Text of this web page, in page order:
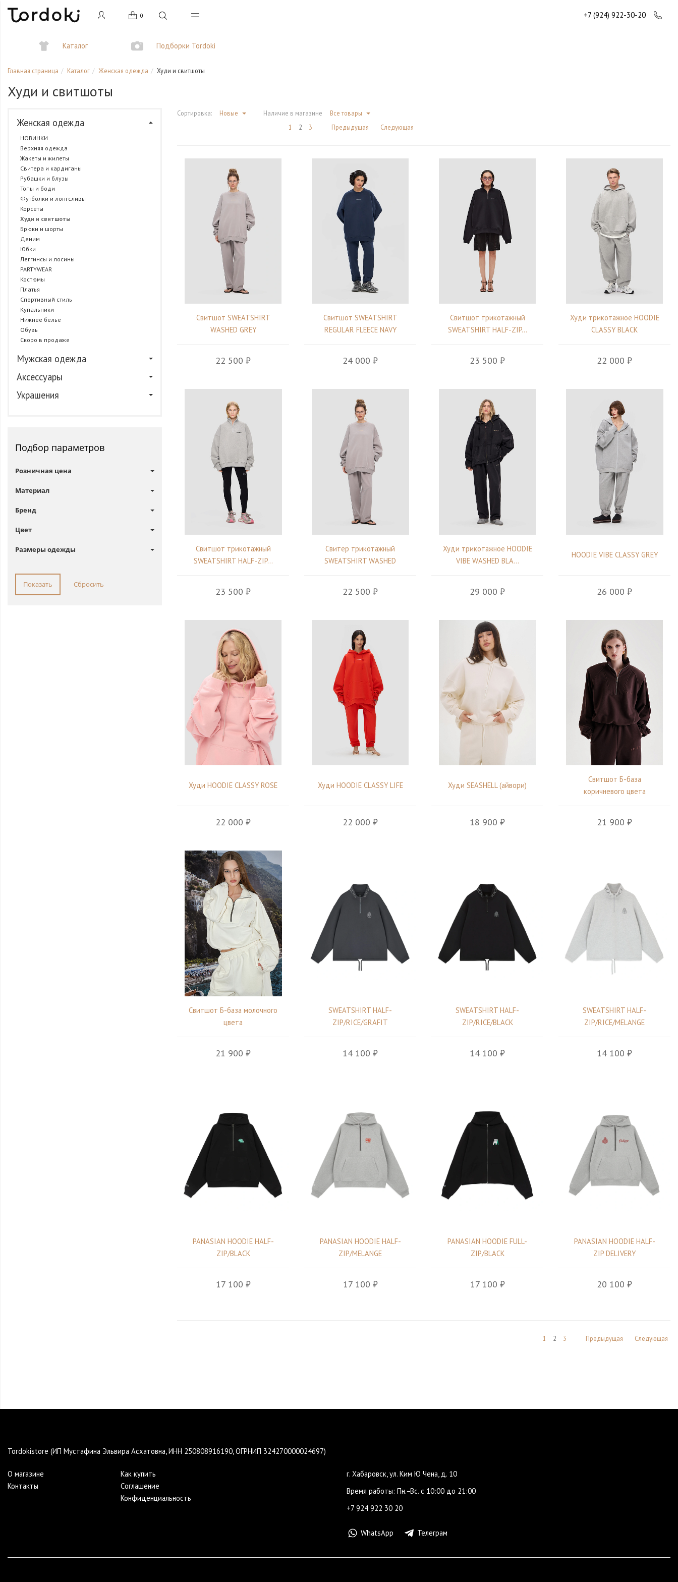
0 +7 (924) 922-30-20
Каталог Подборки Tordoki
Главная страница Каталог Женская одежда Худи и свитшоты
Худи и свитшоты
Женская одежда
НОВИНКИ
Верхняя одежда
Жакеты и жилеты
Свитера и кардиганы
Рубашки и блузы
Топы и боди
Футболки и лонгсливы
Корсеты
Худи и свитшоты
Брюки и шорты
Деним
Юбки
Леггинсы и лосины
PARTYWEAR
Костюмы
Платья
Спортивный стиль
Купальники
Нижнее белье
Обувь
Скоро в продаже
Мужская одежда
Аксессуары
Украшения
Подбор параметров
Розничная цена
Материал
Бренд
Цвет
Размеры одежды
Сортировка: Новые Наличие в магазине
Все товары
1
2 3 Предыдущая Следующая
Свитшот SWEATSHIRT
WASHED GREY
22 500 ₽
Свитшот SWEATSHIRT
REGULAR FLEECE NAVY
24 000 ₽
Свитшот трикотажный
SWEATSHIRT HALF-ZIP...
23 500 ₽
Худи трикотажное HOODIE
CLASSY BLACK
22 000 ₽
Свитшот трикотажный
SWEATSHIRT HALF-ZIP...
23 500 ₽
Свитер трикотажный
SWEATSHIRT WASHED
22 500 ₽
Худи трикотажное HOODIE
VIBE WASHED BLA...
29 000 ₽
HOODIE VIBE CLASSY GREY
26 000 ₽
Худи HOODIE CLASSY ROSE
22 000 ₽
Худи HOODIE CLASSY LIFE
22 000 ₽
Худи SEASHELL (айвори)
18 900 ₽
Свитшот Б-база
коричневого цвета
21 900 ₽
Свитшот Б-база молочного
цвета
21 900 ₽
SWEATSHIRT HALF-
ZIP/RICE/GRAFIT
14 100 ₽
SWEATSHIRT HALF-
ZIP/RICE/BLACK
14 100 ₽
SWEATSHIRT HALF-
ZIP/RICE/MELANGE
14 100 ₽
PANASIAN HOODIE HALF-
ZIP/BLACK
17 100 ₽
PANASIAN HOODIE HALF-
ZIP/MELANGE
17 100 ₽
PANASIAN HOODIE FULL-
ZIP/BLACK
17 100 ₽
PANASIAN HOODIE HALF-
ZIP DELIVERY
20 100 ₽
1 2 3 Предыдущая Следующая
Tordokistore (ИП Мустафина Эльвира Асхатовна, ИНН 250808916190, ОГРНИП 324270000024697)
О магазине
Контакты
Как купить
Cоглашение
Конфиденциальность
г. Хабаровск, ул. Ким Ю Чена, д. 10
Время работы: Пн.−Вс. с 10:00 до 21:00
+7 924 922 30 20
WhatsApp Телеграм